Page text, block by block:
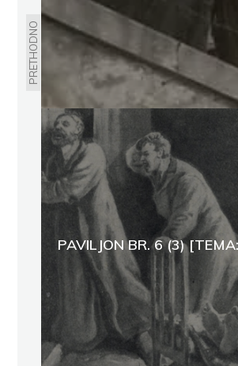
PRETHODNO
PAVILJON BR. 6 (3)